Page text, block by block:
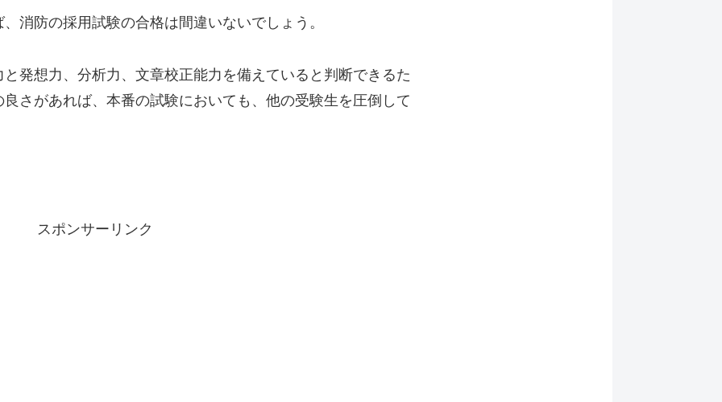
防の採用試験の合格は間違いないでしょう。
発想力、分析力、文章校正能力を備えていると判断できるた
さがあれば、本番の試験においても、他の受験生を圧倒して
スポンサーリンク